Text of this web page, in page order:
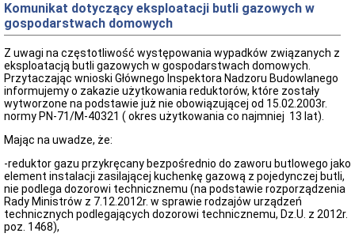
Centralny
rejestr
osób
posiadających
uprawnienia
budowlane
(e-
CRUB)
Centralny
osób
posiadających
uprawnienia
budowlane
(e-
CRUB)
Komunikaty
Komunikat dotyczący eksploatacji butli gazowych w
gospodarstwach domowych
Z uwagi na częstotliwość występowania wypadków związanych z
eksploatacją butli gazowych w gospodarstwach domowych.
Przytaczając wnioski Głównego Inspektora Nadzoru Budowlanego
informujemy o zakazie użytkowania reduktorów, które zostały
wytworzone na podstawie już nie obowiązującej od 15.02.2003r.
normy PN-71/M-40321 ( okres użytkowania co najmniej 13 lat).
Mając na uwadze, że:
-reduktor gazu przykręcany bezpośrednio do zaworu butlowego jako
element instalacji zasilającej kuchenkę gazową z pojedynczej butli,
nie podlega dozorowi technicznemu (na podstawie rozporządzenia
Rady Ministrów z 7.12.2012r. w sprawie rodzajów urządzeń
technicznych podlegających dozorowi technicznemu, Dz.U. z 2012r.
poz. 1468),